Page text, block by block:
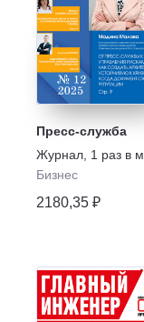
Пресс-служба
Журнал 1 раз в
Бизнес
2180,35 ₽